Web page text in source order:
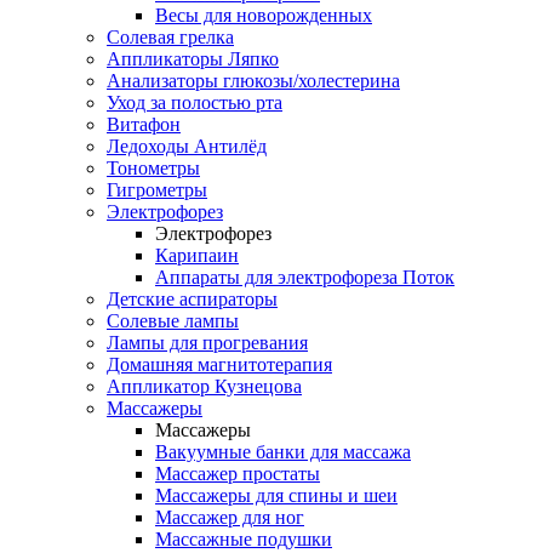
Весы для новорожденных
Солевая грелка
Аппликаторы Ляпко
Анализаторы глюкозы/холестерина
Уход за полостью рта
Витафон
Ледоходы Антилёд
Тонометры
Гигрометры
Электрофорез
Электрофорез
Карипаин
Аппараты для электрофореза Поток
Детские аспираторы
Солевые лампы
Лампы для прогревания
Домашняя магнитотерапия
Аппликатор Кузнецова
Массажеры
Массажеры
Вакуумные банки для массажа
Массажер простаты
Массажеры для спины и шеи
Массажер для ног
Массажные подушки